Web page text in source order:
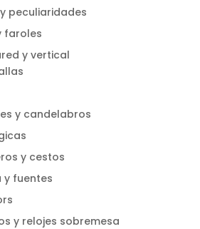
peculiaridades
faroles
y vertical
y candelabros
y cestos
y fuentes
y relojes sobremesa